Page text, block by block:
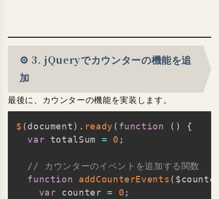
⚙️ 3. jQueryでカウンターの機能を追
加
最後に、カウンターの機能を実装します。
$ (document ) . ready ( function ( )
{
var totalSum = 0 ;
// カウンターのイベントを追加する関数
function
addCounterEvents (
var counter = 0 ;
Copy